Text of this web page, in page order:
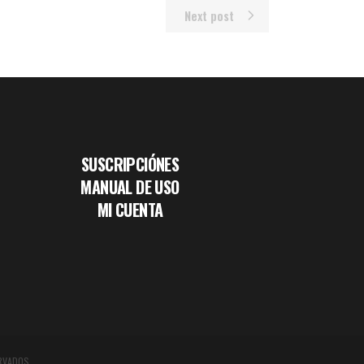
Next post
SUSCRIPCIÓNES
MANUAL DE USO
MI CUENTA